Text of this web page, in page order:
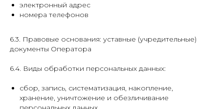
электронный адрес
номера телефонов
6.3. Правовые основания: уставные (учредительные)
документы Оператора
6.4. Виды обработки персональных данных:
сбор, запись, систематизация, накопление,
хранение, уничтожение и обезличивание